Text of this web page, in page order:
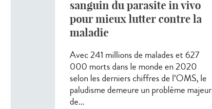
sanguin du parasite in vivo
pour mieux lutter contre la
maladie
Avec 241 millions de malades et 627
000 morts dans le monde en 2020
selon les derniers chiffres de l’OMS, le
paludisme demeure un problème majeur
de...